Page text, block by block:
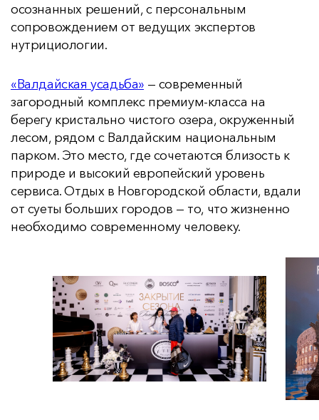
осознанных решений, с персональным
сопровождением от ведущих экспертов
нутрициологии.
«Валдайская усадьба» — современный
загородный комплекс премиум-класса на
берегу кристально чистого озера, окруженный
лесом, рядом с Валдайским национальным
парком. Это место, где сочетаются близость к
природе и высокий европейский уровень
сервиса. Отдых в Новгородской области, вдали
от суеты больших городов — то, что жизненно
необходимо современному человеку.